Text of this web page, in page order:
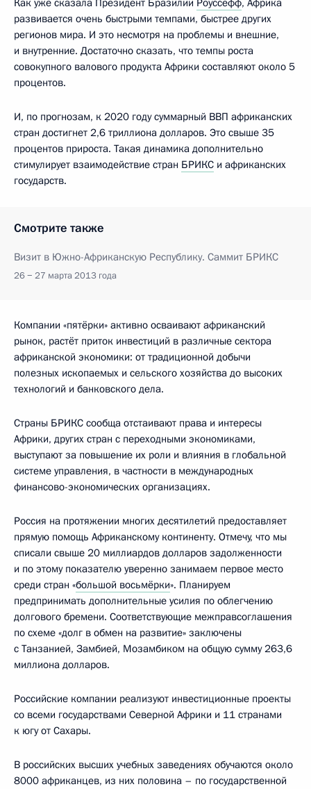
Как уже сказала Президент Бразилии Роуссефф, Африка
развивается очень быстрыми темпами, быстрее других
регионов мира. И это несмотря на проблемы и внешние,
и внутренние. Достаточно сказать, что темпы роста
совокупного валового продукта Африки составляют около 5
процентов.
И, по прогнозам, к 2020 году суммарный ВВП африканских
стран достигнет 2,6 триллиона долларов. Это свыше 35
процентов прироста. Такая динамика дополнительно
стимулирует взаимодействие стран БРИКС и африканских
государств.
Смотрите также
Визит в Южно-Африканскую Республику. Саммит БРИКС
26 − 27 марта 2013 года
Компании «пятёрки» активно осваивают африканский
рынок, растёт приток инвестиций в различные сектора
африканской экономики: от традиционной добычи
полезных ископаемых и сельского хозяйства до высоких
технологий и банковского дела.
Страны БРИКС сообща отстаивают права и интересы
Африки, других стран с переходными экономиками,
выступают за повышение их роли и влияния в глобальной
системе управления, в частности в международных
финансово-экономических организациях.
Россия на протяжении многих десятилетий предоставляет
прямую помощь Африканскому континенту. Отмечу, что мы
списали свыше 20 миллиардов долларов задолженности
и по этому показателю уверенно занимаем первое место
среди стран «большой восьмёрки». Планируем
предпринимать дополнительные усилия по облегчению
долгового бремени. Соответствующие межправсоглашения
по схеме «долг в обмен на развитие» заключены
с Танзанией, Замбией, Мозамбиком на общую сумму 263,6
миллиона долларов.
Российские компании реализуют инвестиционные проекты
со всеми государствами Северной Африки и 11 странами
к югу от Сахары.
В российских высших учебных заведениях обучаются около
8000 африканцев, из них половина – по государственной